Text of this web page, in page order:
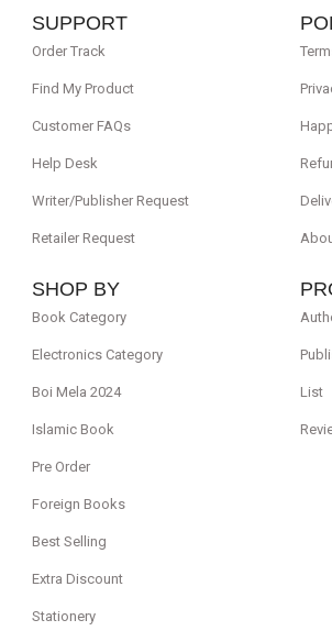
SUPPORT
Order Track
Find My Product
Customer FAQs
Help Desk
Writer/Publisher Request
Retailer Request
SHOP BY
Book Category
Electronics Category
Boi Mela 2024
Islamic Book
Pre Order
Foreign Books
Best Selling
Extra Discount
Stationery
List